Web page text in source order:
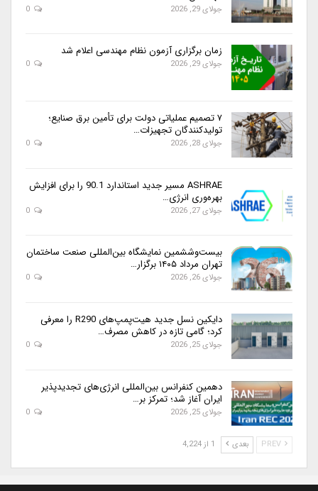
جولای 29, 2026
زمان برگزاری آزمون نظام مهندسی اعلام شد
جولای 29, 2026
۷ تصمیم عملیاتی دولت برای تأمین برق صنایع؛
تولیدکنندگان تجهیزات…
جولای 28, 2026
ASHRAE مسیر جدید استاندارد 90.1 را برای افزایش
بهره‌وری انرژی…
جولای 27, 2026
بیست‌وششمین نمایشگاه بین‌المللی صنعت ساختمان
تهران مرداد ۱۴۰۵ برگزار…
جولای 26, 2026
دایکین نسل جدید هیت‌پمپ‌های R290 را معرفی
کرد؛ گامی تازه در کاهش مصرف…
جولای 25, 2026
دهمین کنفرانس بین‌المللی انرژی‌های تجدیدپذیر
ایران آغاز شد؛ تمرکز بر…
جولای 25, 2026
بعدی 1 از 4,224